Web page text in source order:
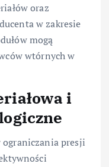
oraz
w zakresie
mogą
wtórnych w
i
ograniczania presji